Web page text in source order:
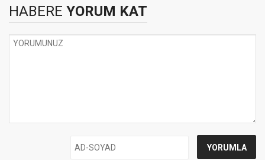
HABERE YORUM KAT